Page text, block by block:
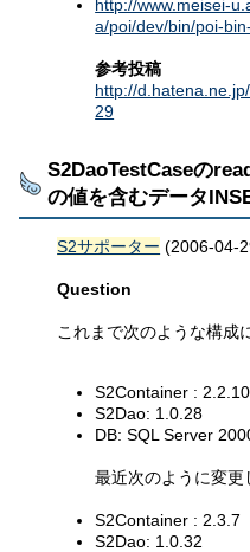
http://www.meisei-
a/poi/dev/bin/poi-
参考投稿
http://
29
S2DaoTestCaseの
の値を含むデータ
S2サポーター (2006-04-
Question
これまで次のような構成
S2Container : 2.2.10
S2Dao: 1.0.28
DB: SQL Server
最近次のように変更
S2Container : 2.3.7
S2Dao: 1.0.32